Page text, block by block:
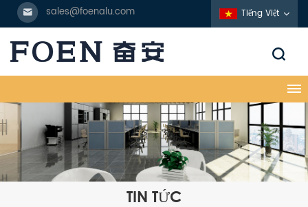
sales@foenalu.com Tiếng Việt
TIN TỨC